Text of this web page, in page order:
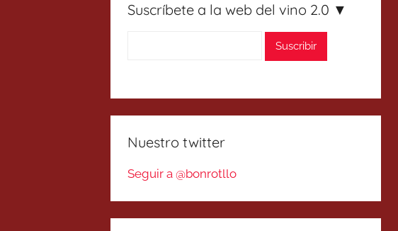
Suscríbete a la web del vino 2.0 ▼
Nuestro twitter
Seguir a @bonrotllo